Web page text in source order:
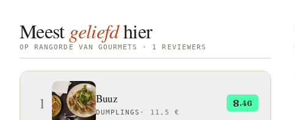
Meest geliefdhier
OP RANGORDE VAN GOURMETS · 1 REVIEWERS
1 Buuz
DUMPLINGS · 11,5 €
8.46